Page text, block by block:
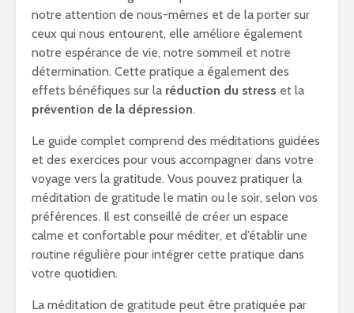
notre attention de nous-mêmes et de la porter sur
ceux qui nous entourent, elle améliore également
notre espérance de vie, notre sommeil et notre
détermination. Cette pratique a également des
effets bénéfiques sur la réduction du stress et la
prévention de la dépression.
Le guide complet comprend des méditations guidées
et des exercices pour vous accompagner dans votre
voyage vers la gratitude. Vous pouvez pratiquer la
méditation de gratitude le matin ou le soir, selon vos
préférences. Il est conseillé de créer un espace
calme et confortable pour méditer, et d’établir une
routine régulière pour intégrer cette pratique dans
votre quotidien.
La méditation de gratitude peut être pratiquée par